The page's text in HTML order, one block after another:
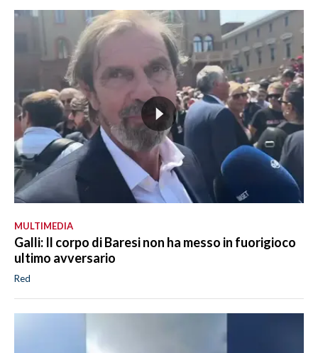
MULTIMEDIA
Galli: Il corpo di Baresi non ha messo in fuorigioco
ultimo avversario
Red